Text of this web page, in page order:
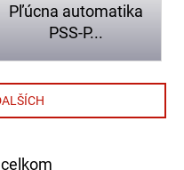
Pľúcna automatika
PSS-P...